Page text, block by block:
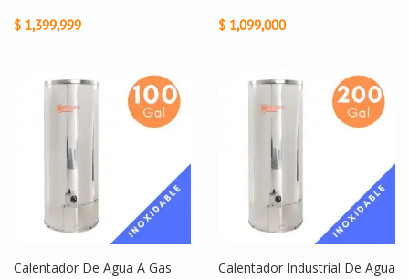
$ 1,399,999 $ 1,099,000
Calentador De Agua A Gas
Calentador Industrial De Agua